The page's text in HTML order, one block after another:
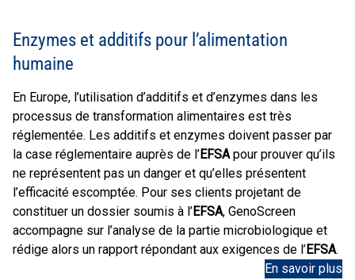
Enzymes et additifs pour l’alimentation
humaine
En Europe, l’utilisation d’additifs et d’enzymes dans les
processus de transformation alimentaires est très
réglementée. Les additifs et enzymes doivent passer par
la case réglementaire auprès de l’EFSA pour prouver qu’ils
ne représentent pas un danger et qu’elles présentent
l’efficacité escomptée. Pour ses clients projetant de
constituer un dossier soumis à l’EFSA, GenoScreen
accompagne sur l’analyse de la partie microbiologique et
rédige alors un rapport répondant aux exigences de l’EFSA.
En savoir plus